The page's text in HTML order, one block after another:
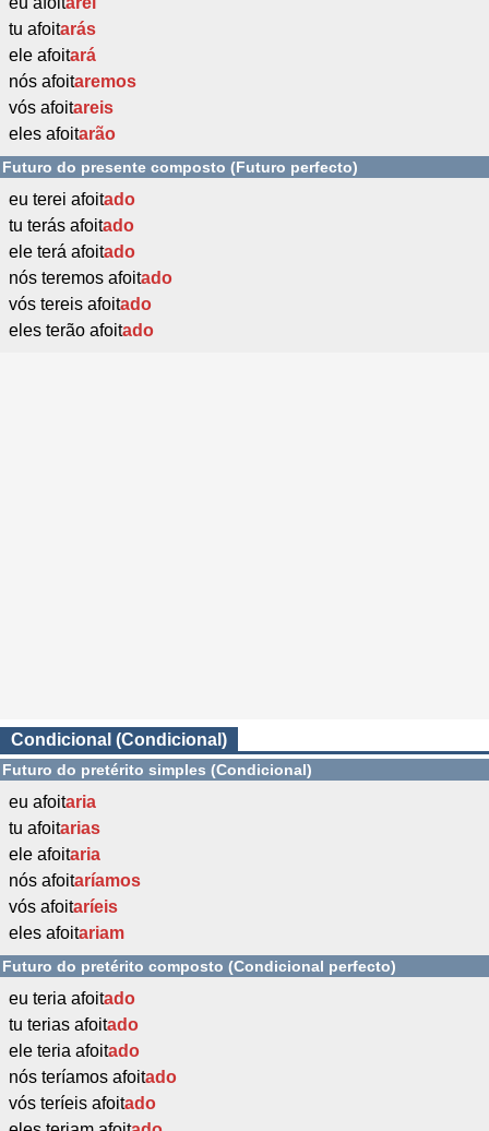
tu afoitarás
ele afoitará
nós afoitaremos
vós afoitareis
eles afoitarão
Futuro do presente composto (Futuro perfecto)
eu terei afoitado
tu terás afoitado
ele terá afoitado
nós teremos afoitado
vós tereis afoitado
eles terão afoitado
Condicional (Condicional)
Futuro do pretérito simples (Condicional)
eu afoitaria
tu afoitarias
ele afoitaria
nós afoitaríamos
vós afoitaríeis
eles afoitariam
Futuro do pretérito composto (Condicional perfecto)
eu teria afoitado
tu terias afoitado
ele teria afoitado
nós teríamos afoitado
vós teríeis afoitado